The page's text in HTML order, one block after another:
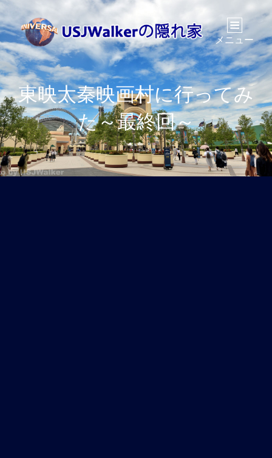
メニュー
東映太秦映画村に行ってみ
た～最終回～